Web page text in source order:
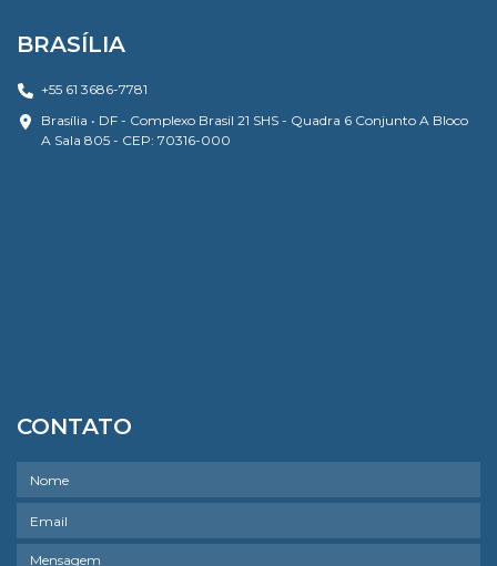
BRASÍLIA
+55 61 3686-7781
Brasília • DF - Complexo Brasil 21 SHS - Quadra 6 Conjunto A Bloco
A Sala 805 - CEP: 70316-000
CONTATO